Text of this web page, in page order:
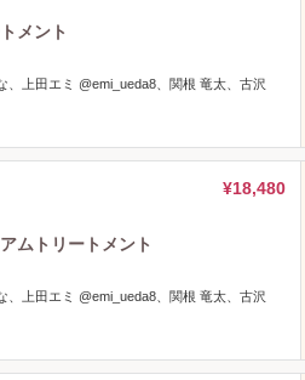
メント
上田エミ @emi_ueda8、関根 竜太、古沢
¥18,480
ムトリートメント
上田エミ @emi_ueda8、関根 竜太、古沢